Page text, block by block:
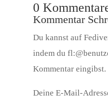
0
Kommentar
Du kannst auf
indem du
Kommentar eingibst.
Deine E-Mail-